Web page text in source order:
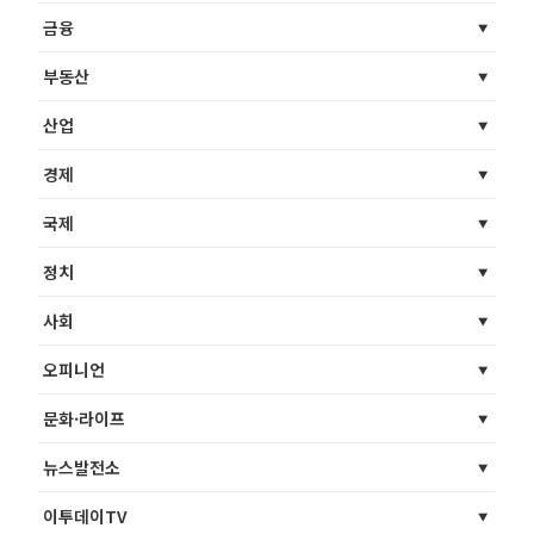
금융
부동산
산업
경제
국제
정치
사회
오피니언
문화·라이프
뉴스발전소
이투데이TV